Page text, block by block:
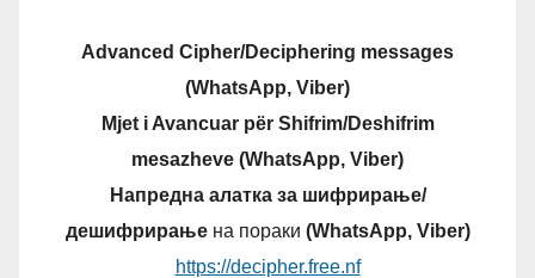
Advanced Cipher/Deciphering messages
(WhatsApp, Viber)
Mjet i Avancuar për Shifrim/Deshifrim
mesazheve (WhatsApp, Viber)
Напредна алатка за шифрирање/
дешифрирањена пораки (WhatsApp, Viber)
https://decipher.free.nf